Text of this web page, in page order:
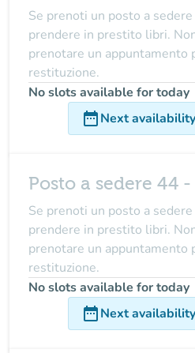
Se prenoti un posto a
prendere in prestito libri.
prenotare un appuntamento
restituzione.
No slots available for today
date_rangeNext availability
Posto a sedere 44
Se prenoti un posto a
prendere in prestito libri.
prenotare un appuntamento
restituzione.
No slots available for today
date_rangeNext availability